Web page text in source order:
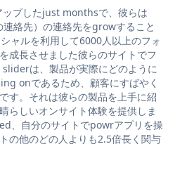
ップしたjust monthsで、彼らは
絡先）の連絡先をgrowすること
ャルを利用して6000人以上のフォ
成長させました彼らのサイトでフ
は、製品が実際にどのように
onであるため、顧客にすばやく
す。それは彼らの製品を上手に紹
らしいオンサイト体験を提供しま
、自分のサイトでpowrアプリを操
の他のどの人よりも2.5倍長く関与